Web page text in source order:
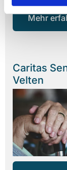
Mehr
Caritas
Velten